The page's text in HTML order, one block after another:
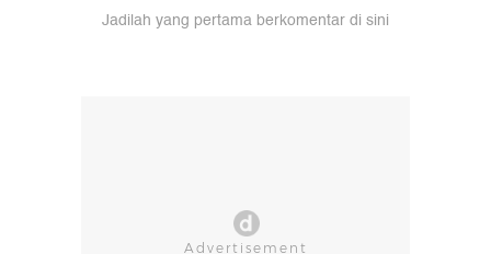
Jadilah yang pertama berkomentar di sini